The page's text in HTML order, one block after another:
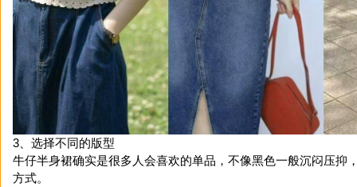
3、选择不同的版型
牛仔半身裙确实是很多人会喜欢的单品，不像黑色一般沉闷压抑
方式。